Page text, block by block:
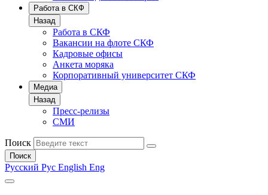
Работа в СКФ
Назад
Работа в СКФ
Вакансии на флоте СКФ
Кадровые офисы
Анкета моряка
Корпоративный университет СКФ
Медиа
Назад
Пресс-релизы
СМИ
Поиск
Поиск
Русский Рус English Eng